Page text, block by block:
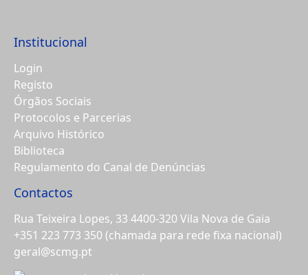
Institucional
Login
Registo
Órgãos Sociais
Protocolos e Parcerias
Arquivo Histórico
Biblioteca
Regulamento do Canal de Denúncias
Contactos
Rua Teixeira Lopes, 33 4400-320 Vila Nova de Gaia
+351 223 773 350 (chamada para rede fixa nacional)
geral@scmg.pt